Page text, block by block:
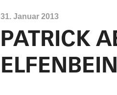
31. Januar 2013
PATRICK